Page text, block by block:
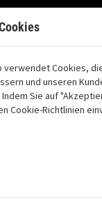
Ihr
Ergebnisse ()
erklären Sie sich
Okay
Lieferung
verwendet Cookies,
und unseren
Sie auf
Cookie-Richtlinien